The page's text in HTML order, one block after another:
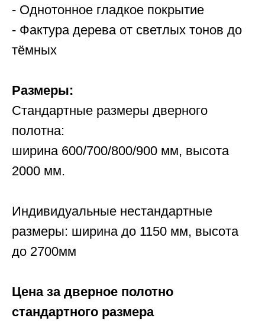
- Однотонное гладкое покрытие
- Фактура дерева от светлых тонов до
тёмных
Размеры:
Стандартные размеры дверного
полотна:
ширина 600/700/800/900 мм, высота
2000 мм.
Индивидуальные нестандартные
размеры: ширина до 1150 мм, высота
до 2700мм
Цена за дверное полотно
стандартного размера